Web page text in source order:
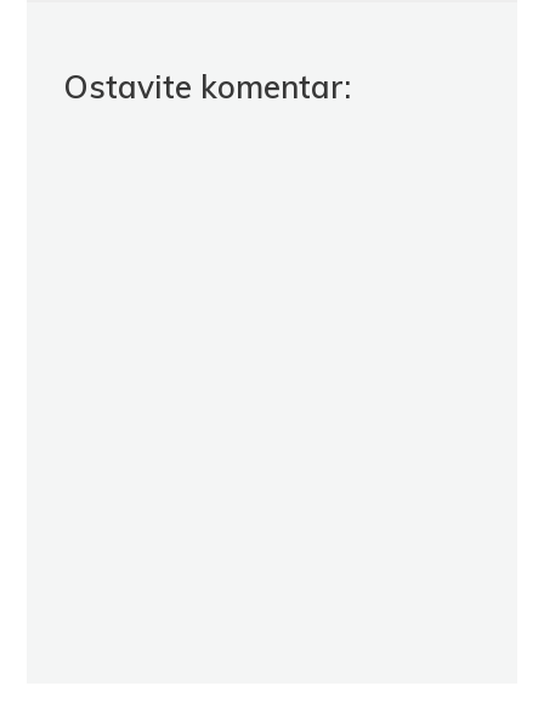
Ostavite komentar: